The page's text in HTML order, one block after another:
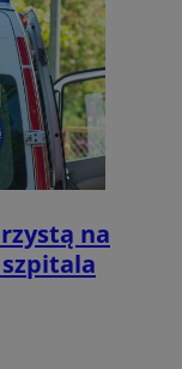
na